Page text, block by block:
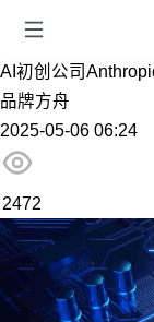
AI初创公司
品牌方舟
2025-05-06 06:24
2472